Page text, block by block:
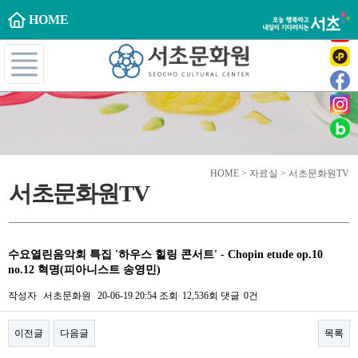
HOME
HOME > 자료실 > 서초문화원TV
서초문화원TV
수요열린음악회 특집 '하우스 힐링 콘서트' - Chopin etude op.10
no.12 혁명(피아니스트 송영민)
작성자 서초문화원 20-06-19 20:54 조회 12,536회 댓글 0건
이전글 다음글 목록